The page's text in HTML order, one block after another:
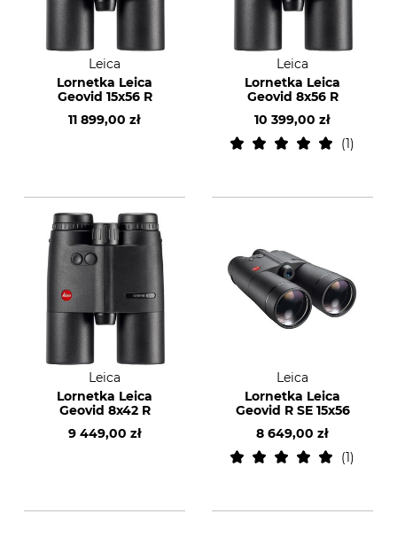
Leica
Lornetka Leica
Geovid 15x56 R
11 899,00 zł
Leica
Lornetka Leica
Geovid 8x56 R
10 399,00 zł
1
Leica
Lornetka Leica
Geovid 8x42 R
9 449,00 zł
Leica
Lornetka Leica
Geovid R SE 15x56
8 649,00 zł
1